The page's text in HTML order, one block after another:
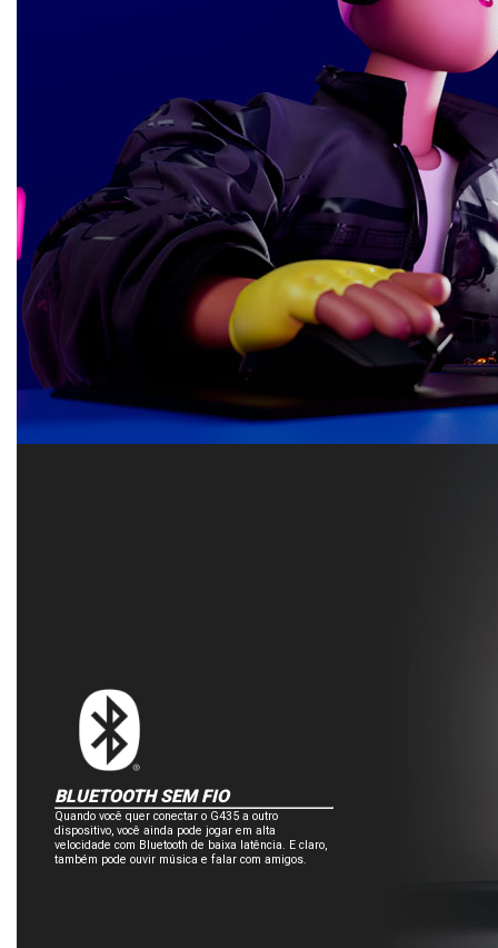
BLUETOOTH SEM FIO
Quando você quer conectar o G435 a outro
dispositivo, você ainda pode jogar em alta
velocidade com Bluetooth de baixa latência. E claro,
também pode ouvir música e falar com amigos.